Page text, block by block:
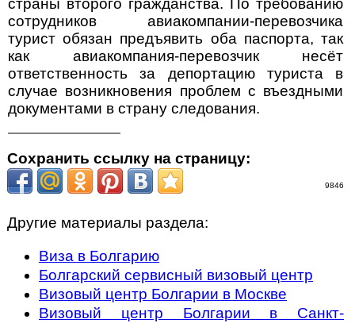
страны второго гражданства. По требованию
сотрудников авиакомпании-перевозчика
турист обязан предъявить оба паспорта, так
как авиакомпания-перевозчик несёт
ответственность за депортацию туриста в
случае возникновения проблем с въездными
документами в страну следования.
Сохранить ссылку на страницу:
9846
Другие материалы раздела:
Виза в Болгарию
Болгарский сервисный визовый центр
Визовый центр Болгарии в Москве
Визовый центр Болгарии в Санкт-